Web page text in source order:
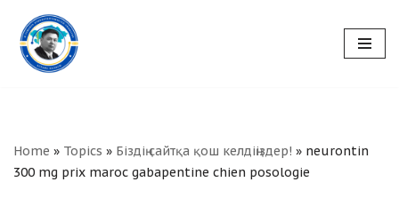
Skip
to
Home » Topics » Біздің сайтқа қош келдіңіздер! » neurontin
300 mg prix maroc gabapentine chien posologie